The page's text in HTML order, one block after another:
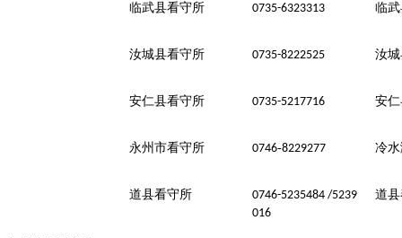
临武县看守所 0735-6323313 临
汝城县看守所 0735-8222525 汝
安仁县看守所 0735-5217716 安
永州市看守所 0746-8229277 冷
道县看守所
0746-5235484 /5239
016
道